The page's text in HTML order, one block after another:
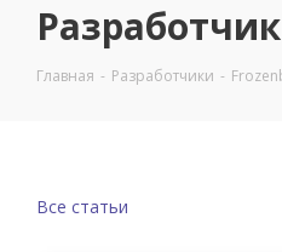
Главная - Разработчики -
Все статьи